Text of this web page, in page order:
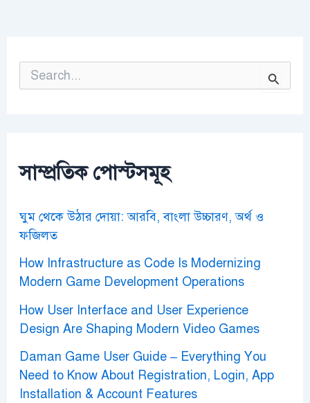
o
r
সাম্প্রতিক পোস্টসমূহ
ঘুম থেকে উঠার দোয়া: আরবি, বাংলা উচ্চারণ, অর্থ ও
ফজিলত
How Infrastructure as Code Is Modernizing
Modern Game Development Operations
How User Interface and User Experience
Design Are Shaping Modern Video Games
Daman Game User Guide – Everything You
Need to Know About Registration, Login, App
Installation & Account Features